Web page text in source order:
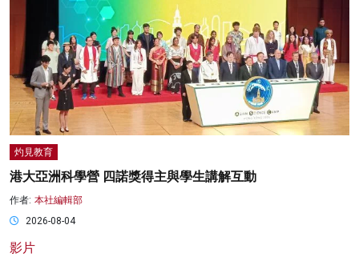
灼見教育
港大亞洲科學營 四諾獎得主與學生講解互動
作者: 本社編輯部
2026-08-04
影片